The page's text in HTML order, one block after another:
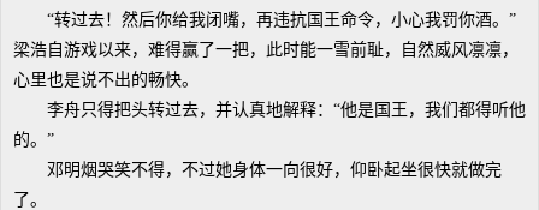
“转过去！然后你给我闭嘴，再违抗国王命令，小心我罚你酒。”
梁浩自游戏以来，难得赢了一把，此时能一雪前耻，自然威风凛凛，
心里也是说不出的畅快。
李舟只得把头转过去，并认真地解释：“他是国王，我们都得听他
的。”
邓明烟哭笑不得，不过她身体一向很好，仰卧起坐很快就做完
了。